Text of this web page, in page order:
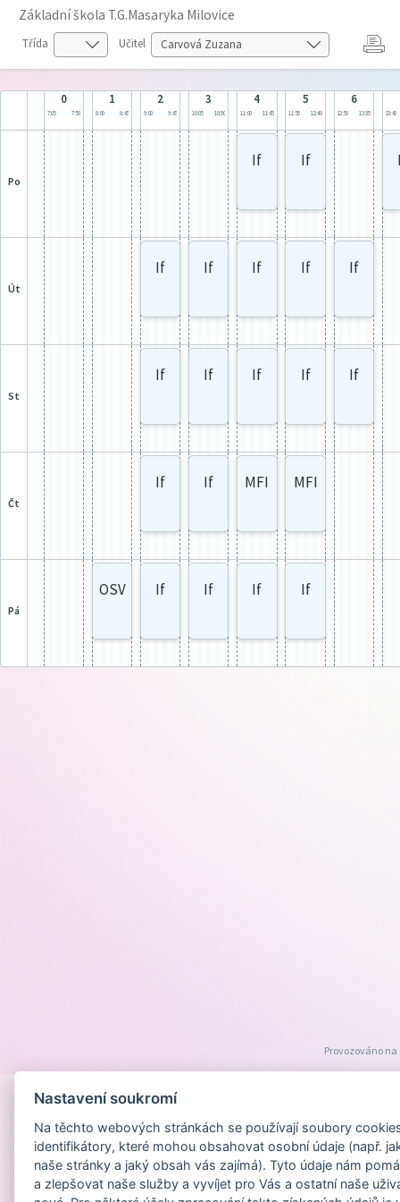
Základní škola T.G.Masaryka Milovice
Třída Učitel
0
7:05 7:50
1
8:00 8:45
2
9:00 9:45
3
10:05 10:50
4
11:00 11:45
5
11:55 12:40
6
12:50 13:35 13:40
po
If If
út
If If If If If
st
If If If If If
čt
If If MFI MFI
pá
OSV If If If If
Provozováno
Nastavení soukromí
Na těchto webových stránkách se používají soubory
identifikátory, které mohou obsahovat osobní údaje (např.
naše stránky a jaký obsah vás zajímá). Tyto údaje nám
a zlepšovat naše služby a vyvíjet pro Vás a ostatní naše